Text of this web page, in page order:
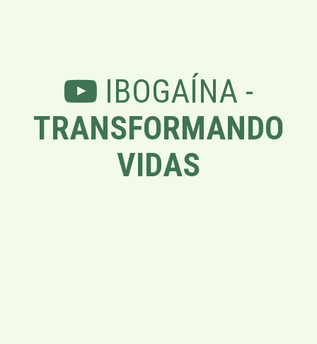
IBOGAÍNA -
TRANSFORMANDO
VIDAS